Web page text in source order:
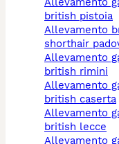
british pistoia
allevamento british
shorthair
allevamento gatti
british rimini
allevamento gatti
british caserta
allevamento gatti
british lecce
allevamento gatti